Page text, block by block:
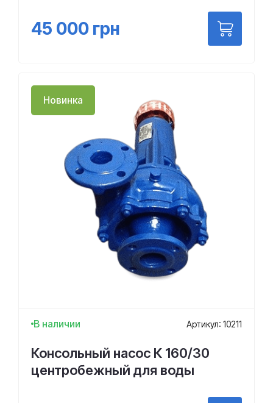
45 000 грн
Новинка
В наличии Артикул: 10211
Консольный насос К 160/30
центробежный для воды